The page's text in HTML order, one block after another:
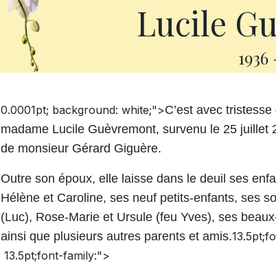
Lucile
1936
0.0001pt; background: white;">C’est avec
madame Lucile Guèvremont, survenu le 25 juillet
de monsieur Gérard Giguère.
Outre son époux, elle laisse dans le deuil ses
Hélène et Caroline, ses neuf petits-enfants, ses
(Luc), Rose-Marie et Ursule (feu Yves), ses
ainsi que plusieurs autres parents et amis.
13.5pt;font-family:">